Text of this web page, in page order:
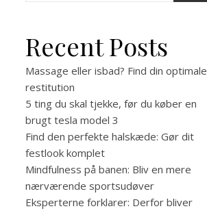
Recent Posts
Massage eller isbad? Find din optimale
restitution
5 ting du skal tjekke, før du køber en
brugt tesla model 3
Find den perfekte halskæde: Gør dit
festlook komplet
Mindfulness på banen: Bliv en mere
nærværende sportsudøver
Eksperterne forklarer: Derfor bliver